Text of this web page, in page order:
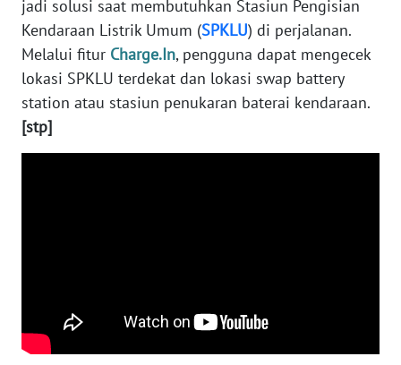
jadi solusi saat membutuhkan Stasiun Pengisian
Kendaraan Listrik Umum (SPKLU) di perjalanan.
Melalui fitur Charge.In, pengguna dapat mengecek
lokasi SPKLU terdekat dan lokasi swap battery
station atau stasiun penukaran baterai kendaraan.
[stp]
KALTARA
WN
KALSEL
GORONTALO